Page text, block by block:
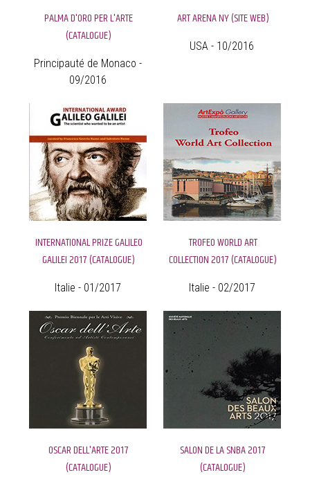
PALMA D'ORO PER L'ARTE
(CATALOGUE)
Principauté de Monaco -
09/2016
ART ARENA NY (SITE WEB)
USA - 10/2016
INTERNATIONAL PRIZE GALILEO
GALILEI 2017 (CATALOGUE)
Italie - 01/2017
TROFEO WORLD ART
COLLECTION 2017 (CATALOGUE)
Italie - 02/2017
OSCAR DELL'ARTE 2017
(CATALOGUE)
SALON DE LA SNBA 2017
(CATALOGUE)